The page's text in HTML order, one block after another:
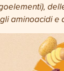
aminoacidi e